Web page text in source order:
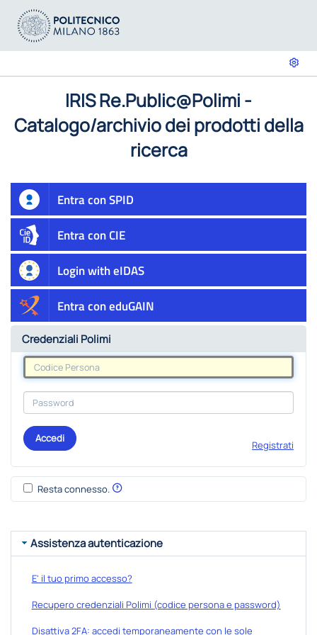
IRIS Re.Public@Polimi -
Catalogo/archivio dei prodotti della
ricerca
Entra con SPID
Entra con CIE
Login with eIDAS
Entra con eduGAIN
Credenziali Polimi
Accedi
Registrati
Resta connesso.
Assistenza autenticazione
E' il tuo primo accesso?
Recupero credenziali Polimi (codice persona e password)
Disattiva 2FA: accedi temporaneamente con le sole